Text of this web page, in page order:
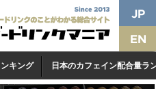
キング 日本のカフェイン配合量ラ